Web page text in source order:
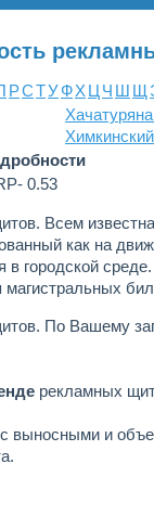
РСТУФХ Ц Ч Ш Щ
0.53
Всем
как на
городской
По Вашему
рекламных
выносными и